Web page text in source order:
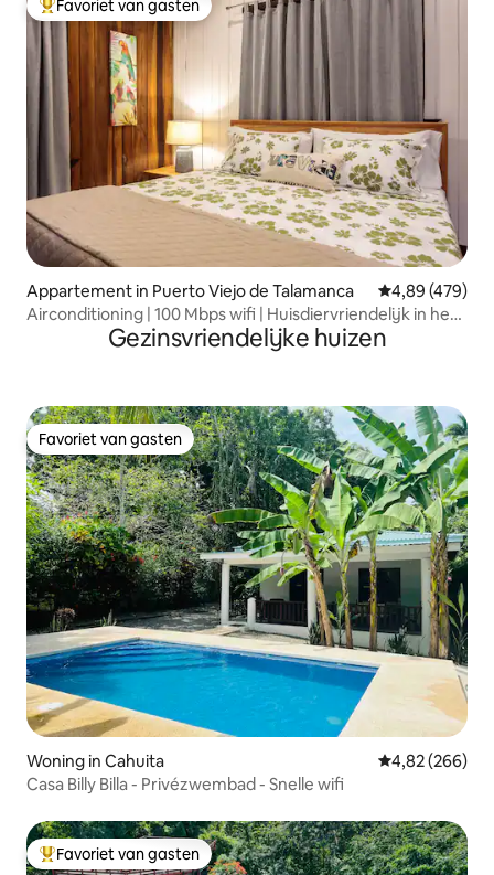
Topfavoriet van gasten
Favoriet van gasten
Appartement in Puerto Viejo de Talamanca Gemiddelde
4,89 (479)
Airconditioning | 100 Mbps wifi | Huisdiervriendelijk in het
stadscentrumGezinsvriendelijke huizen
Favoriet van gasten
Favoriet van gasten
Woning in Cahuita Gemiddelde
4,82 (266)
Casa Billy Billa - Privézwembad - Snelle wifi
Topfavoriet van gasten
Favoriet van gasten